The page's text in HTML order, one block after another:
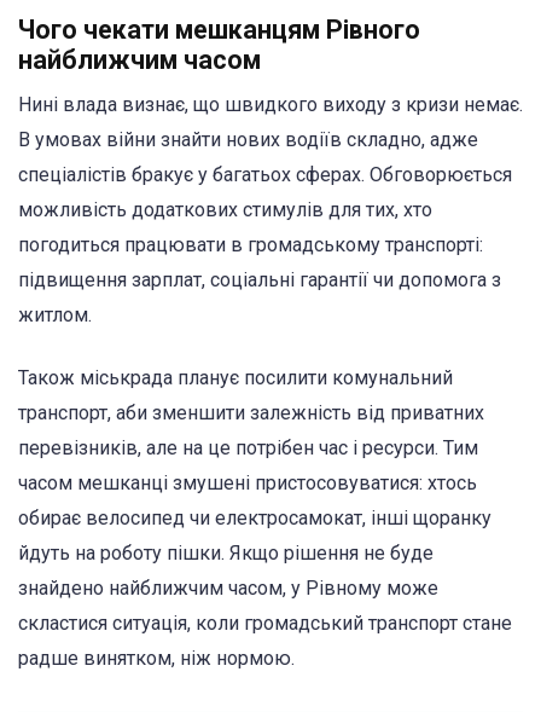
Чого чекати мешканцям Рівного
найближчим часом
Нині влада визнає, що швидкого виходу з кризи немає.
В умовах війни знайти нових водіїв складно, адже
спеціалістів бракує у багатьох сферах. Обговорюється
можливість додаткових стимулів для тих, хто
погодиться працювати в громадському транспорті:
підвищення зарплат, соціальні гарантії чи допомога з
житлом.
Також міськрада планує посилити комунальний
транспорт, аби зменшити залежність від приватних
перевізників, але на це потрібен час і ресурси. Тим
часом мешканці змушені пристосовуватися: хтось
обирає велосипед чи електросамокат, інші щоранку
йдуть на роботу пішки. Якщо рішення не буде
знайдено найближчим часом, у Рівному може
скластися ситуація, коли громадський транспорт стане
радше винятком, ніж нормою.